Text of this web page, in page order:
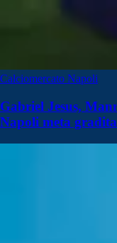
Calciomercato Napoli
Gabriel Jesus,
Napoli meta